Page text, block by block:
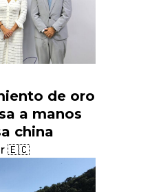
de oro
a manos
china
🇪🇨